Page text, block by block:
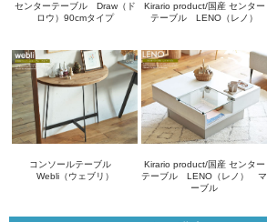
センターテーブル Draw（ド
ロウ）90cmタイプ
Kirario product/国産 センター
テーブル LENO（レノ）
コンソールテーブル
Webli（ウェブリ）
Kirario product/国産 センター
テーブル LENO（レノ） マ
ーブル